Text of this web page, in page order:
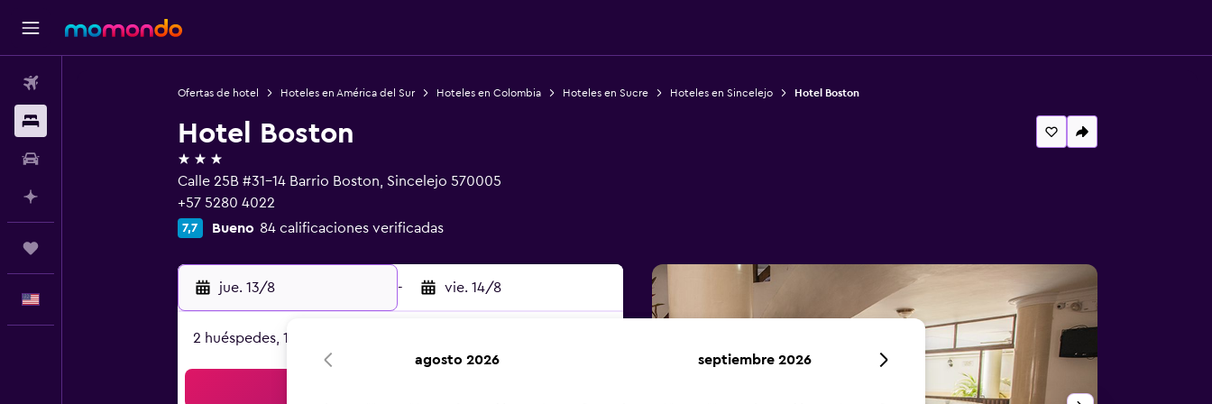
Ofertas de hotel Hoteles en América del Sur Hoteles en Colombia Hoteles en Sucre Hoteles en Sincelejo Hotel Boston
Hotel Boston
3 estrellas
Calle 25B #31-14 Barrio Boston, Sincelejo 570005
+57 5280 4022
7,7 Bueno 84 calificaciones verificadas
jue. 13/8 - vie. 14/8
2 huéspedes, 1 habitación
agosto 2026 septiembre 2026